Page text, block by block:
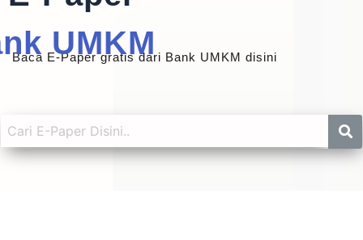
UMKM
Baca E-Paper gratis dari Bank UMKM disini